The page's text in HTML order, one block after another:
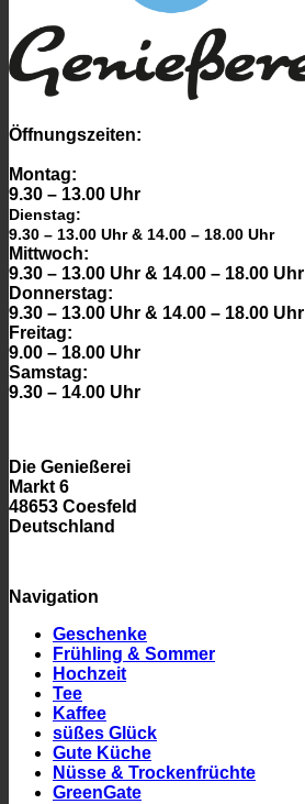
Öffnungszeiten:
Montag:
9.30 – 13.00 Uhr
Dienstag:
9.30 – 13.00 Uhr & 14.00 – 18.00 Uhr
Mittwoch:
9.30 – 13.00 Uhr & 14.00 – 18.00 Uhr
Donnerstag:
9.30 – 13.00 Uhr & 14.00 – 18.00 Uhr
Freitag:
9.00 – 18.00 Uhr
Samstag:
9.30 – 14.00 Uhr
Die Genießerei
Markt 6
48653 Coesfeld
Deutschland
Navigation
Geschenke
Frühling & Sommer
Hochzeit
Tee
Kaffee
süßes Glück
Gute Küche
Nüsse & Trockenfrüchte
GreenGate